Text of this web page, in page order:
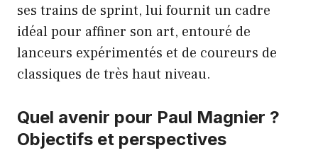
ses trains de sprint, lui fournit un cadre
idéal pour affiner son art, entouré de
lanceurs expérimentés et de coureurs de
classiques de très haut niveau.
Quel avenir pour Paul Magnier ?
Objectifs et perspectives